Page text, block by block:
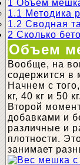
1 Объем
1.1 Методика
1.2 Сводная
2 Сколько
Объем
Вообще, на
содержится в
Начнем с
кг, 40 кг и 50
Второй
добавками и
различные и
плотности.
занимает